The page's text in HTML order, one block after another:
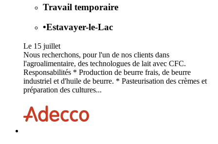
Travail temporaire
•Estavayer-le-Lac
Le 15 juillet
Nous recherchons, pour l'un de nos clients dans
l'agroalimentaire, des technologues de lait avec CFC.
Responsabilités * Production de beurre frais, de beurre
industriel et d'huile de beurre. * Pasteurisation des crèmes et
préparation des cultures...